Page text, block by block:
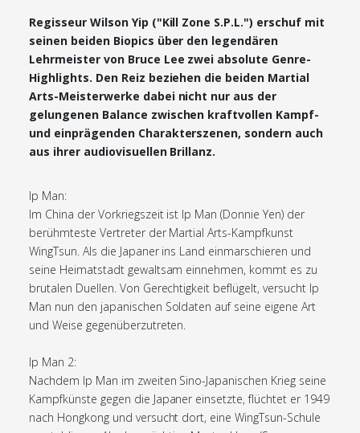
Regisseur Wilson Yip ("Kill Zone S.P.L.") erschuf mit
seinen beiden Biopics über den legendären
Lehrmeister von Bruce Lee zwei absolute Genre-
Highlights. Den Reiz beziehen die beiden Martial
Arts-Meisterwerke dabei nicht nur aus der
gelungenen Balance zwischen kraftvollen Kampf-
und einprägenden Charakterszenen, sondern auch
aus ihrer audiovisuellen Brillanz.
Ip Man:
Im China der Vorkriegszeit ist Ip Man (Donnie Yen) der
berühmteste Vertreter der Martial Arts-Kampfkunst
WingTsun. Als die Japaner ins Land einmarschieren und
seine Heimatstadt gewaltsam einnehmen, kommt es zu
brutalen Duellen. Von Gerechtigkeit beflügelt, versucht Ip
Man nun den japanischen Soldaten auf seine eigene Art
und Weise gegenüberzutreten.
Ip Man 2:
Nachdem Ip Man im zweiten Sino-Japanischen Krieg seine
Kampfkünste gegen die Japaner einsetzte, flüchtet er 1949
nach Hongkong und versucht dort, eine WingTsun-Schule